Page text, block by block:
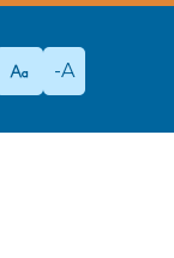
-A